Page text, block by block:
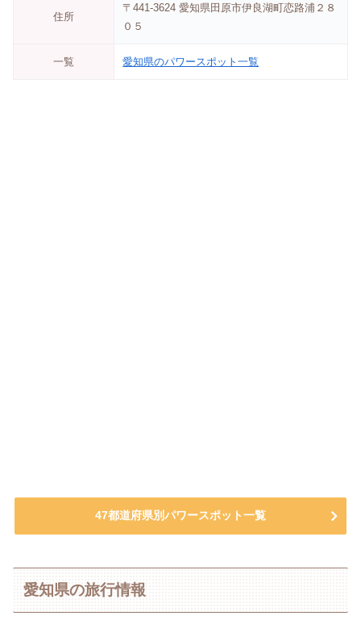
住所
〒441-3624 愛知県田原市伊良湖町恋路浦２８
０５
一覧 愛知県のパワースポット一覧
47都道府県別パワースポット一覧
愛知県の旅行情報